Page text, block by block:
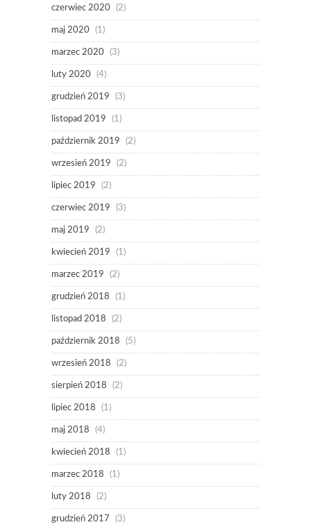
czerwiec 2020 (2)
maj 2020 (1)
marzec 2020 (3)
luty 2020 (4)
grudzień 2019 (3)
listopad 2019 (1)
październik 2019 (2)
wrzesień 2019 (2)
lipiec 2019 (2)
czerwiec 2019 (3)
maj 2019 (2)
kwiecień 2019 (1)
marzec 2019 (2)
grudzień 2018 (1)
listopad 2018 (2)
październik 2018 (5)
wrzesień 2018 (2)
sierpień 2018 (2)
lipiec 2018 (1)
maj 2018 (4)
kwiecień 2018 (1)
marzec 2018 (1)
luty 2018 (2)
grudzień 2017 (3)